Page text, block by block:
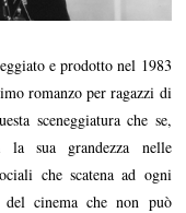
e prodotto nel 1983
romanzo per ragazzi di
sceneggiatura che se,
la sua grandezza nelle
che scatena ad ogni
cinema che non può